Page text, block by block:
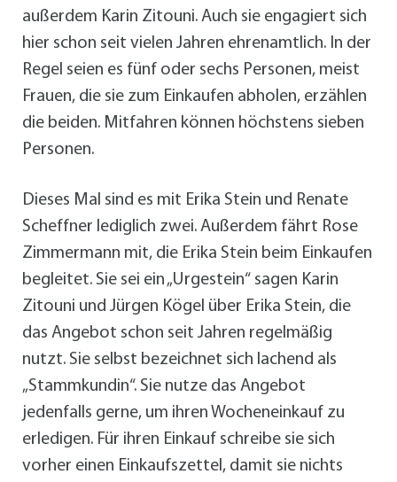
außerdem Karin Zitouni. Auch sie engagiert sich
hier schon seit vielen Jahren ehrenamtlich. In der
Regel seien es fünf oder sechs Personen, meist
Frauen, die sie zum Einkaufen abholen, erzählen
die beiden. Mitfahren können höchstens sieben
Personen.
Dieses Mal sind es mit Erika Stein und Renate
Scheffner lediglich zwei. Außerdem fährt Rose
Zimmermann mit, die Erika Stein beim Einkaufen
begleitet. Sie sei ein „Urgestein“ sagen Karin
Zitouni und Jürgen Kögel über Erika Stein, die
das Angebot schon seit Jahren regelmäßig
nutzt. Sie selbst bezeichnet sich lachend als
„Stammkundin“. Sie nutze das Angebot
jedenfalls gerne, um ihren Wocheneinkauf zu
erledigen. Für ihren Einkauf schreibe sie sich
vorher einen Einkaufszettel, damit sie nichts